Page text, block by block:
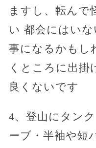
ますし、転んで
い 都会にはい
事になるかもし
くところに出掛
良くないです
4、登山にタン
ーブ・半袖や短